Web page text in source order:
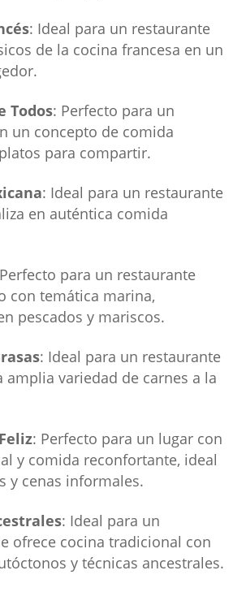
: Ideal para un restaurante
de la cocina francesa en un
Todos: Perfecto para un
un concepto de comida
para compartir.
: Ideal para un restaurante
en auténtica comida
para un restaurante
con temática marina,
pescados y mariscos.
: Ideal para un restaurante
amplia variedad de carnes a la
: Perfecto para un lugar con
y comida reconfortante, ideal
y cenas informales.
: Ideal para un
ofrece cocina tradicional con
y técnicas ancestrales.